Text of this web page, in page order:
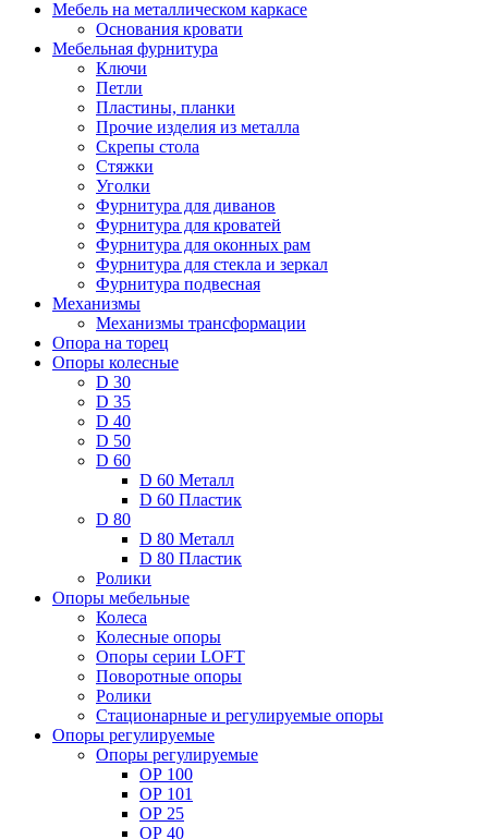
Мебель на металлическом каркасе
Основания кровати
Мебельная фурнитура
Ключи
Петли
Пластины, планки
Прочие изделия из металла
Скрепы стола
Стяжки
Уголки
Фурнитура для диванов
Фурнитура для кроватей
Фурнитура для оконных рам
Фурнитура для стекла и зеркал
Фурнитура подвесная
Механизмы
Механизмы трансформации
Опора на торец
Опоры колесные
D 30
D 35
D 40
D 50
D 60
D 60 Металл
D 60 Пластик
D 80
D 80 Металл
D 80 Пластик
Ролики
Опоры мебельные
Колеса
Колесные опоры
Опоры серии LOFT
Поворотные опоры
Ролики
Стационарные и регулируемые опоры
Опоры регулируемые
Опоры регулируемые
ОР 100
ОР 101
ОР 25
ОР 40